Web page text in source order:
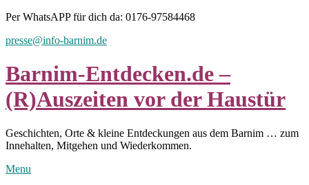
Skip
content
Per WhatsAPP für dich da: 0176-97584468
presse@info-barnim.de
Barnim-Entdecken.de –
(R)Auszeiten vor der Haustür
Geschichten, Orte & kleine Entdeckungen aus dem Barnim … zum
Innehalten, Mitgehen und Wiederkommen.
Menu